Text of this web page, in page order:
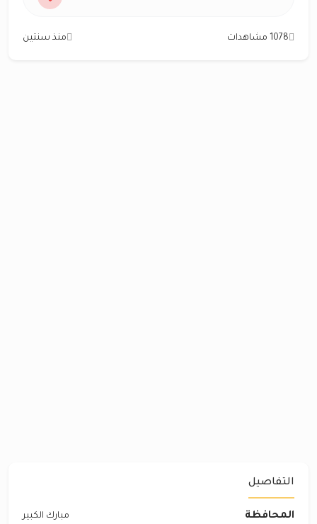
1078 مشاهدات منذ سنتين
التفاصيل
المحافظة مبارك الكبير